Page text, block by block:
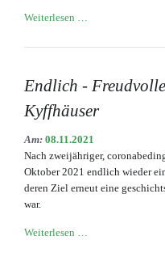
Weiterlesen …
der
Julius
(1859-
Endlich -
Kyffhäuser
Am: 08.11.2021
Nach zweijähriger,
Oktober 2021 endlich wieder
deren Ziel erneut eine
war.
Weiterlesen …